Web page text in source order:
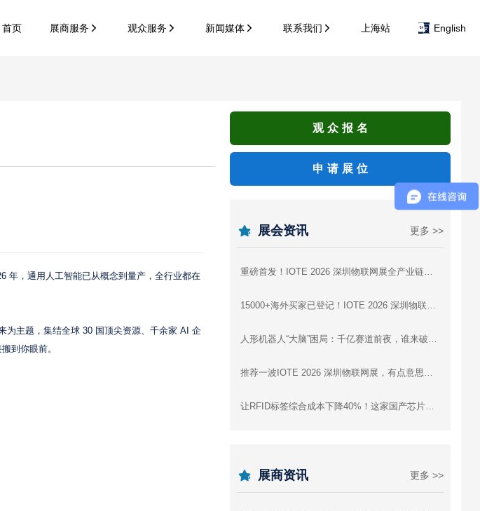
首页 展商服务 观众服务 新闻媒体 联系我们 上海站 English
年，通用人工智能已从概念到量产，全行业都在
为主题，集结全球 30 国顶尖资源、千余家 AI 企
到你眼前。
观众报名
申请展位
展会资讯 更多 >>
重磅首发！IOTE 2026 深圳物联网展全产业链参展商图谱，逛展找厂商一站式攻略
15000+海外买家已登记！IOTE 2026 深圳物联网展，AI硬件出海为什么非来不可？
人形机器人“大脑”困局：千亿赛道前夜，谁来破局？
推荐一波IOTE 2026 深圳物联网展，有点意思的高精尖+趣味黑科技展品！
让RFID标签综合成本下降40%！这家国产芯片公司是怎么做到的
展商资讯 更多 >>